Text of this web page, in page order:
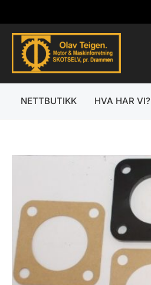
rett
innholdet
NETTBUTIKK HVA HAR VI?